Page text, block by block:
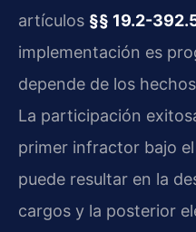
artículos §§ 19.2-
implementación es
depende de los
La participación
primer infractor bajo el
puede resultar en la
cargos y la posterior